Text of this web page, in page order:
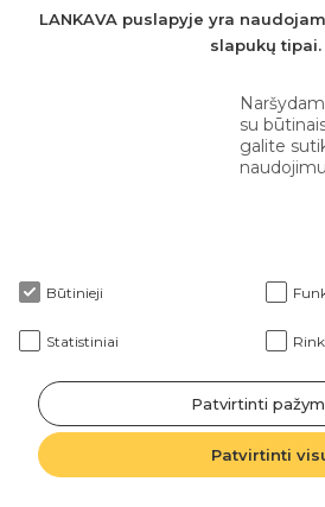
Slapuko
naudojamas?)
statistikai apie
_gid
LANKAVA puslapyje yra
slapukų tipai.
su
galite
naudojimu
Būtinieji
Statistiniai
Patvirtinti
Patvirtinti